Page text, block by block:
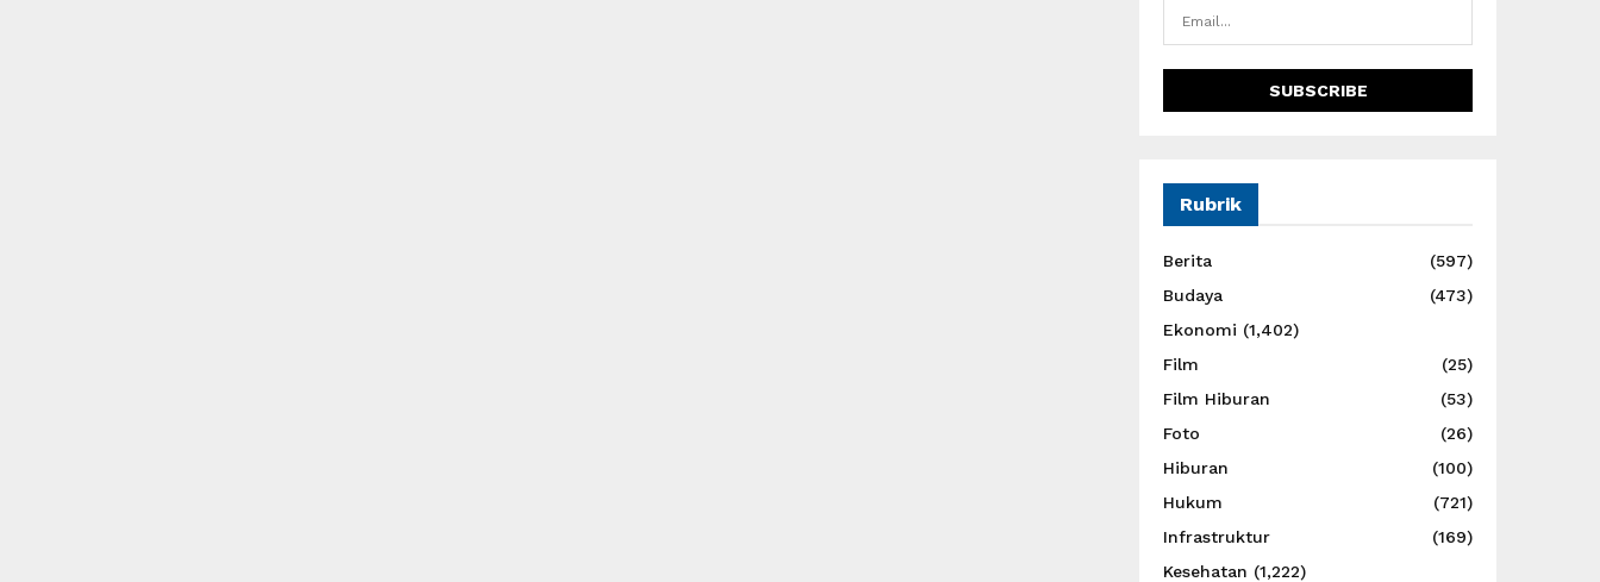
Rubrik
Berita
(597)
Budaya
(473)
Ekonomi (1,402)
Film
(25)
Film Hiburan
(53)
Foto
(26)
Hiburan
(100)
Hukum
(721)
Infrastruktur
(169)
Kesehatan (1,222)